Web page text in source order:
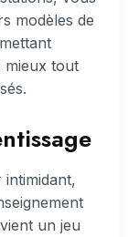
modèles de
mieux tout
un jeu